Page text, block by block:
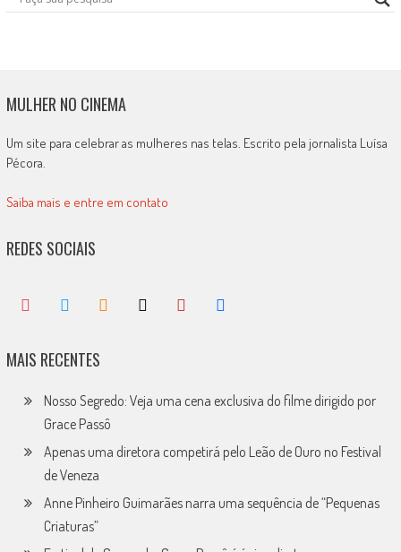
MULHER NO CINEMA
Um site para celebrar as mulheres nas telas. Escrito pela jornalista Luísa
Pécora.
Saiba mais e entre em contato
REDES SOCIAIS
MAIS RECENTES
Nosso Segredo: Veja uma cena exclusiva do filme dirigido por
Grace Passô
Apenas uma diretora competirá pelo Leão de Ouro no Festival
de Veneza
Anne Pinheiro Guimarães narra uma sequência de “Pequenas
Criaturas”